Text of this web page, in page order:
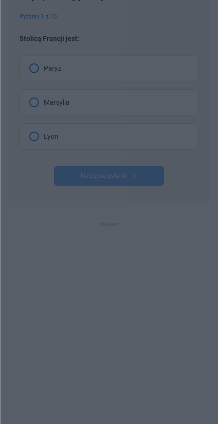
Pytanie 1 z 10
Stolicą Francji jest:
Paryż
Marsylia
Lyon
Następne pytanie